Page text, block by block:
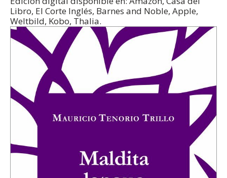
Libro, El Corte Inglés, Barnes and Noble, Apple,
Weltbild, Kobo, Thalia.